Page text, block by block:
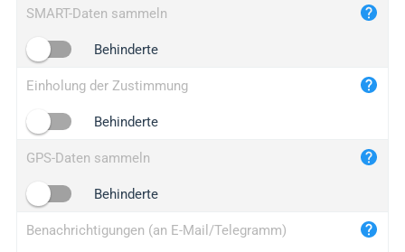
maper.info
2no.co
yip.su
iplogger.info
SMART-Daten sammeln
Behinderte
Einholung der Zustimmung
Behinderte
GPS-Daten sammeln
Behinderte
Benachrichtigungen (an E-Mail/Telegramm)